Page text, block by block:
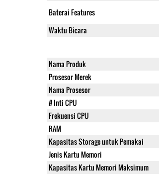
Baterai Features
Waktu Bicara
Nama Produk
Prosesor Merek
Nama Prosesor
# Inti CPU
Frekuensi CPU
RAM
Kapasitas Storage untuk Pemakai
Jenis Kartu Memori
Kapasitas Kartu Memori Maksimum